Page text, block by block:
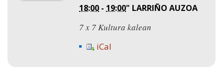
18:00 - 19:00" LARRIÑO AUZOA
7 x 7 Kultura kalean
iCal